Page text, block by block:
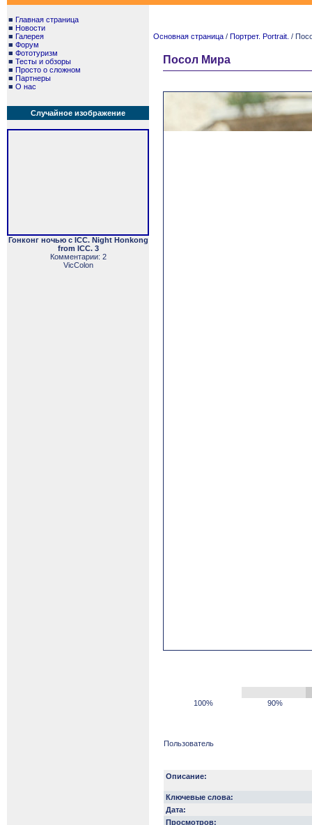
■ Главная страница
■ Новости
■ Галерея
■ Форум
■ Фототуризм
■ Тесты и обзоры
■ Просто о сложном
■ Партнеры
■ О нас
Случайное изображение
Гонконг ночью с ICC. Night Honkong
from ICC. 3
Комментарии: 2
VicColon
Основная страница / Портрет. Portrait. /
Посол Мира
100% 90%
Пользователь
Описание:
Ключевые слова:
Дата:
Просмотров: